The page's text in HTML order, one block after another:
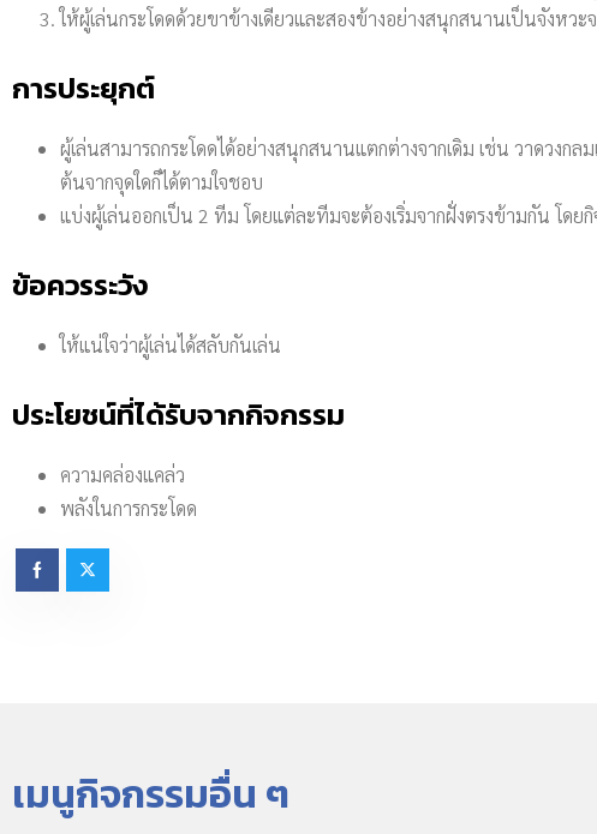
ให้ผู้เล่นกระโดดด้วยขาข้างเดียวและสองข้างอย่างสนุกสนานเป็นจังหว
การประยุกต์
ผู้เล่นสามารถกระโดดได้อย่างสนุกสนานแตกต่างจากเดิม เช่น วาดวง
ต้นจากจุดใดก็ได้ตามใจชอบ
แบ่งผู้เล่นออกเป็น 2 ทีม โดยแต่ละทีมจะต้องเริ่มจากฝั่งตรงข้ามกัน โด
ข้อควรระวัง
ให้แน่ใจว่าผู้เล่นได้สลับกันเล่น
ประโยชน์ที่ได้รับจากกิจกรรม
ความคล่องแคล่ว
พลังในการกระโดด
เมนูกิจกรรมอื่น ๆ